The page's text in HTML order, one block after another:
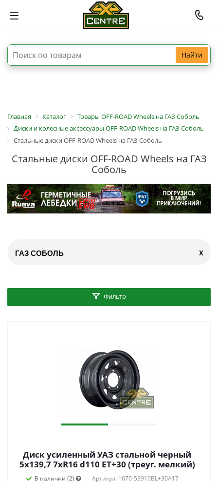
Найти
Главная Каталог
Товары OFF-ROAD Wheels на ГАЗ Соболь
Диски и колесные аксессуары OFF-ROAD Wheels на ГАЗ Соболь
Стальные диски OFF-ROAD Wheels на ГАЗ Соболь
Стальные диски OFF-ROAD Wheels на ГАЗ
Соболь
ГАЗ СОБОЛЬ X
Фильтр
Диск усиленный УАЗ стальной черный
5x139,7 7xR16 d110 ET+30 (треуг. мелкий)
В наличии (2) Артикул: 1670-53910BL+30A17